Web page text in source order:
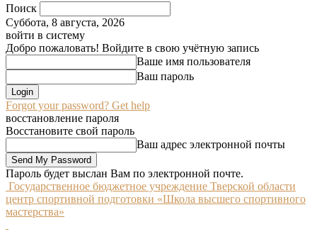
Поиск
Суббота, 8 августа, 2026
войти в систему
Добро пожаловать! Войдите в свою учётную запись
Ваше имя пользователя
Ваш пароль
Forgot your password? Get help
восстановление пароля
Восстановите свой пароль
Ваш адрес электронной почты
Пароль будет выслан Вам по электронной почте.
Государственное бюджетное учреждение Тверской области
центр спортивной подготовки «Школа высшего спортивного
мастерства»